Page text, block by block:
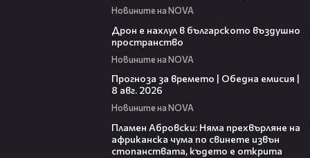
Новините на NOVA
Дрон е нахлул в българското въздушно
пространство
Новините на NOVA
Прогноза за времето | Обедна емисия |
8 авг. 2026
Новините на NOVA
Пламен Абровски: Няма прехвърляне на
африканска чума по свинете извън
стопанствата, където е открита